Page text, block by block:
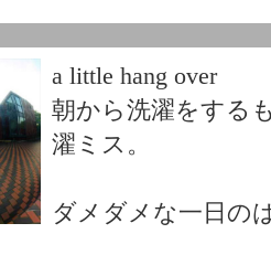
a little hang over
朝から洗濯をする
濯ミス。
ダメダメな一日の